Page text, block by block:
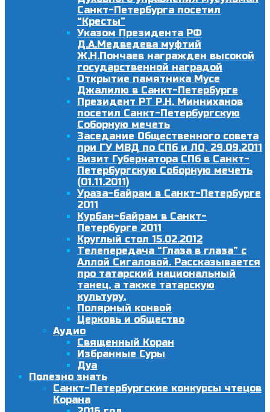
Санкт-Петербурга посетил
“Кресты”
Указом Президента РФ
Д.А.Медведева муфтий
Ж.Н.Пончаев награжден высокой
государственной наградой
Открытие памятника Мусе
Джалилю в Санкт-Петербурге
Президент РТ Р.Н. Минниханов
посетил Санкт-Петербургскую
Соборную мечеть
Заседание Общественного совета
при ГУ МВД по СПб и ЛО, 29.09.2011
Визит Губернатора СПб в Санкт-
Петербургскую Соборную мечеть
(01.11.2011)
Ураза-байрам в Санкт-Петербурге
2011
Курбан-байрам в Санкт-
Петербурге 2011
Круглый стол 15.02.2012
Телепередача “Глаза в глаза” с
Аллой Сигаловой. Рассказывается
про татарский национальный
танец, а также татарскую
культуру.
Полярный конвой
Церковь и общество
Аудио
Священный Коран
Избранные Суры
Дуа
Полезно знать
Санкт-Петербургские конкурсы чтецов
Корана